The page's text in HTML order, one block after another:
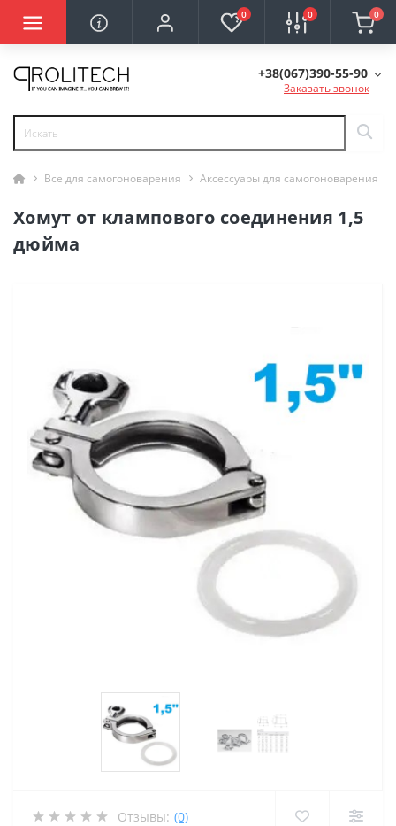
0 0 0
+38(067)390-55-90
Заказать звонок
Все для самогоноварения Аксессуары для самогоноварения
Хомут от клампового соединения 1,5
дюйма
Отзывы: (0)